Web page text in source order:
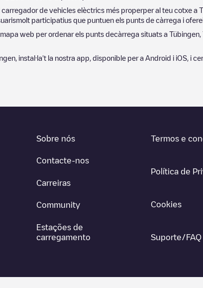
de vehicles elèctrics més properper al teu cotxe a
participatius que puntuen els punts de càrrega i
web per ordenar els punts decàrrega situats a Tübingen
, instal·la't la nostra app, disponible per a Android i iOS, i
Sobre nós
Contacte-nos
Carreiras
Community
Estações de
carregamento
Termos e
Política de
Cookies
Suporte/FAQ